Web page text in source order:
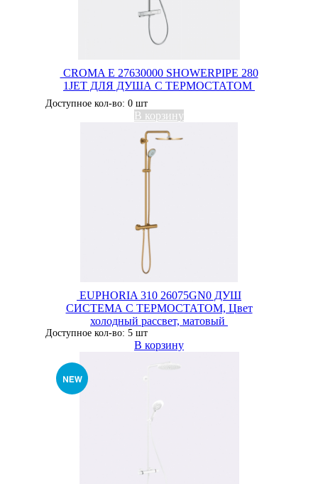
CROMA E 27630000 SHOWERPIPE 280
1JET ДЛЯ ДУША С ТЕРМОСТАТОМ
Доступное кол-во: 0 шт
В корзину
EUPHORIA 310 26075GN0 ДУШ
СИСТЕМА С ТЕРМОСТАТОМ, Цвет
холодный рассвет, матовый
Доступное кол-во: 5 шт
В корзину